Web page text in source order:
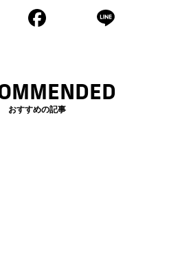
おすすめの記事